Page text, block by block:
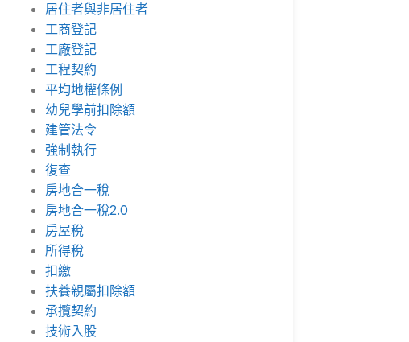
居住者與非居住者
工商登記
工廠登記
工程契約
平均地權條例
幼兒學前扣除額
建管法令
強制執行
復查
房地合一稅
房地合一稅2.0
房屋稅
所得稅
扣繳
扶養親屬扣除額
承攬契約
技術入股